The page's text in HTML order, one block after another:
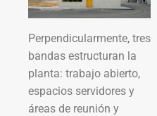
Perpendicularmente, tres
bandas estructuran la
planta: trabajo abierto,
espacios servidores y
áreas de reunión y